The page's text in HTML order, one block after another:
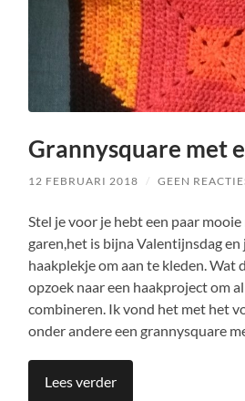
Grannysquare met
12 FEBRUARI 2018 / GEEN
Stel je voor je hebt een paar
garen,het is bijna Valentijnsdag
haakplekje om aan te kleden. Wat
opzoek naar een haakproject om
combineren. Ik vond het met het
onder andere een grannysquare
Lees verder